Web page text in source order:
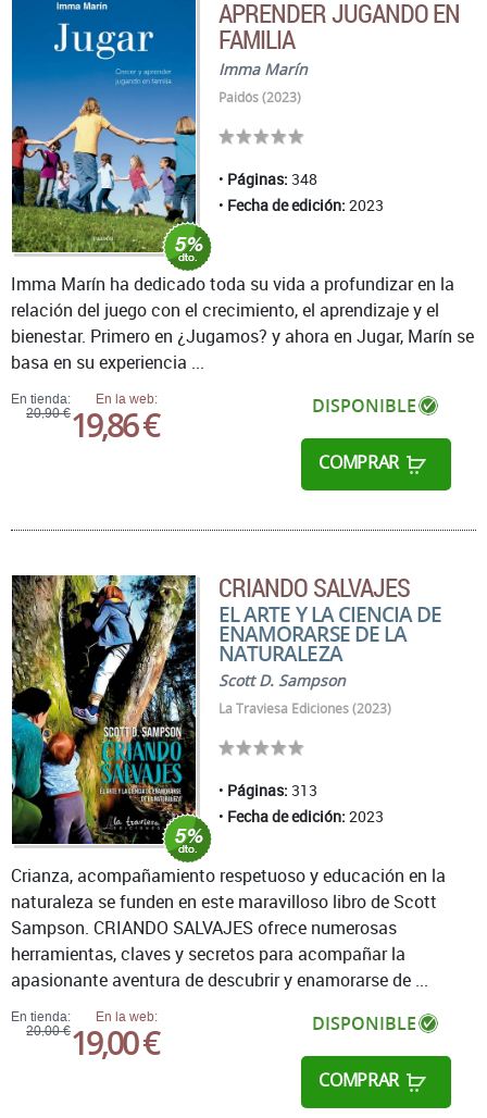
APRENDER JUGANDO EN
FAMILIA
Imma Marín
Paidós (2023)
Páginas: 348
Fecha de edición: 2023
En tienda:
20,90 €
En la web:
19,86 € DISPONIBLE
COMPRAR
Imma Marín ha dedicado toda su vida a profundizar en la
relación del juego con el crecimiento, el aprendizaje y el
bienestar. Primero en ¿Jugamos? y ahora en Jugar, Marín se
basa en su experiencia ...
CRIANDO SALVAJES
EL ARTE Y LA CIENCIA DE
ENAMORARSE DE LA
NATURALEZA
Scott D. Sampson
La Traviesa Ediciones (2023)
Páginas: 313
Fecha de edición: 2023
En tienda:
20,00 €
En la web:
19,00 € DISPONIBLE
COMPRAR
Crianza, acompañamiento respetuoso y educación en la
naturaleza se funden en este maravilloso libro de Scott
Sampson. CRIANDO SALVAJES ofrece numerosas
herramientas, claves y secretos para acompañar la
apasionante aventura de descubrir y enamorarse de ...